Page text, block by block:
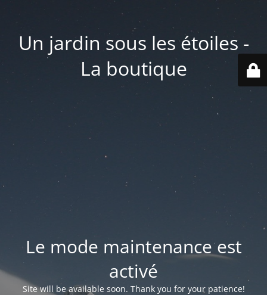
Un jardin sous les étoiles -
La boutique
Le mode maintenance est
activé
Site will be available soon. Thank you for your patience!